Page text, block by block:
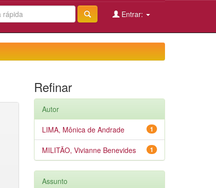
Entrar:
Refinar
Autor
1
LIMA, Mônica de Andrade
1
MILITÃO, Vivianne Benevides
Assunto